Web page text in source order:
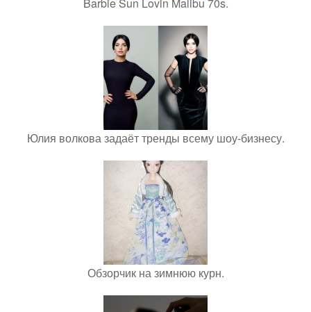
Юлия волкова задаёт тренды всему шоу-бизнесу.
Обзорчик на зимнюю курн.